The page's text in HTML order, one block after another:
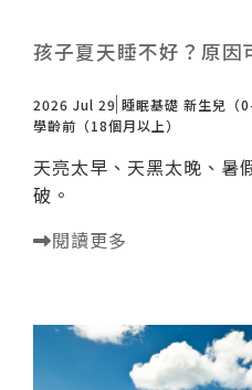
孩子夏天睡不好？原因
2026 Jul 29 睡眠基礎 新生兒（
學齡前（18個月以上）
天亮太早、天黑太晚、
破。
閱讀更多